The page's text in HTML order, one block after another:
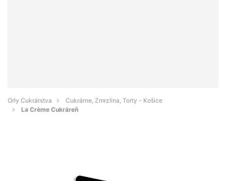
Orly Cukrárstva
Cukrárne, Zmrzlina, Torty - Košice
La Crème Cukráreň